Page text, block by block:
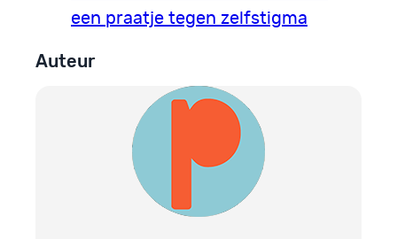
een praatje tegen zelfstigma
Auteur